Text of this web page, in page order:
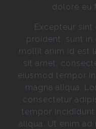
dolore eu
Excepteur
proident, sunt
mollit anim id est
sit amet,
eiusmod tempor
magna aliqua.
consectetur
tempor
aliqua. Ut enim